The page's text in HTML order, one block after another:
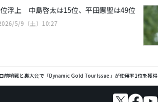
浮上 中島啓太は15位、平田憲聖は49位
5/9（土）10:27
前哨戦と裏大会で「Dynamic Gold Tour Issue」が使用率1位を獲得